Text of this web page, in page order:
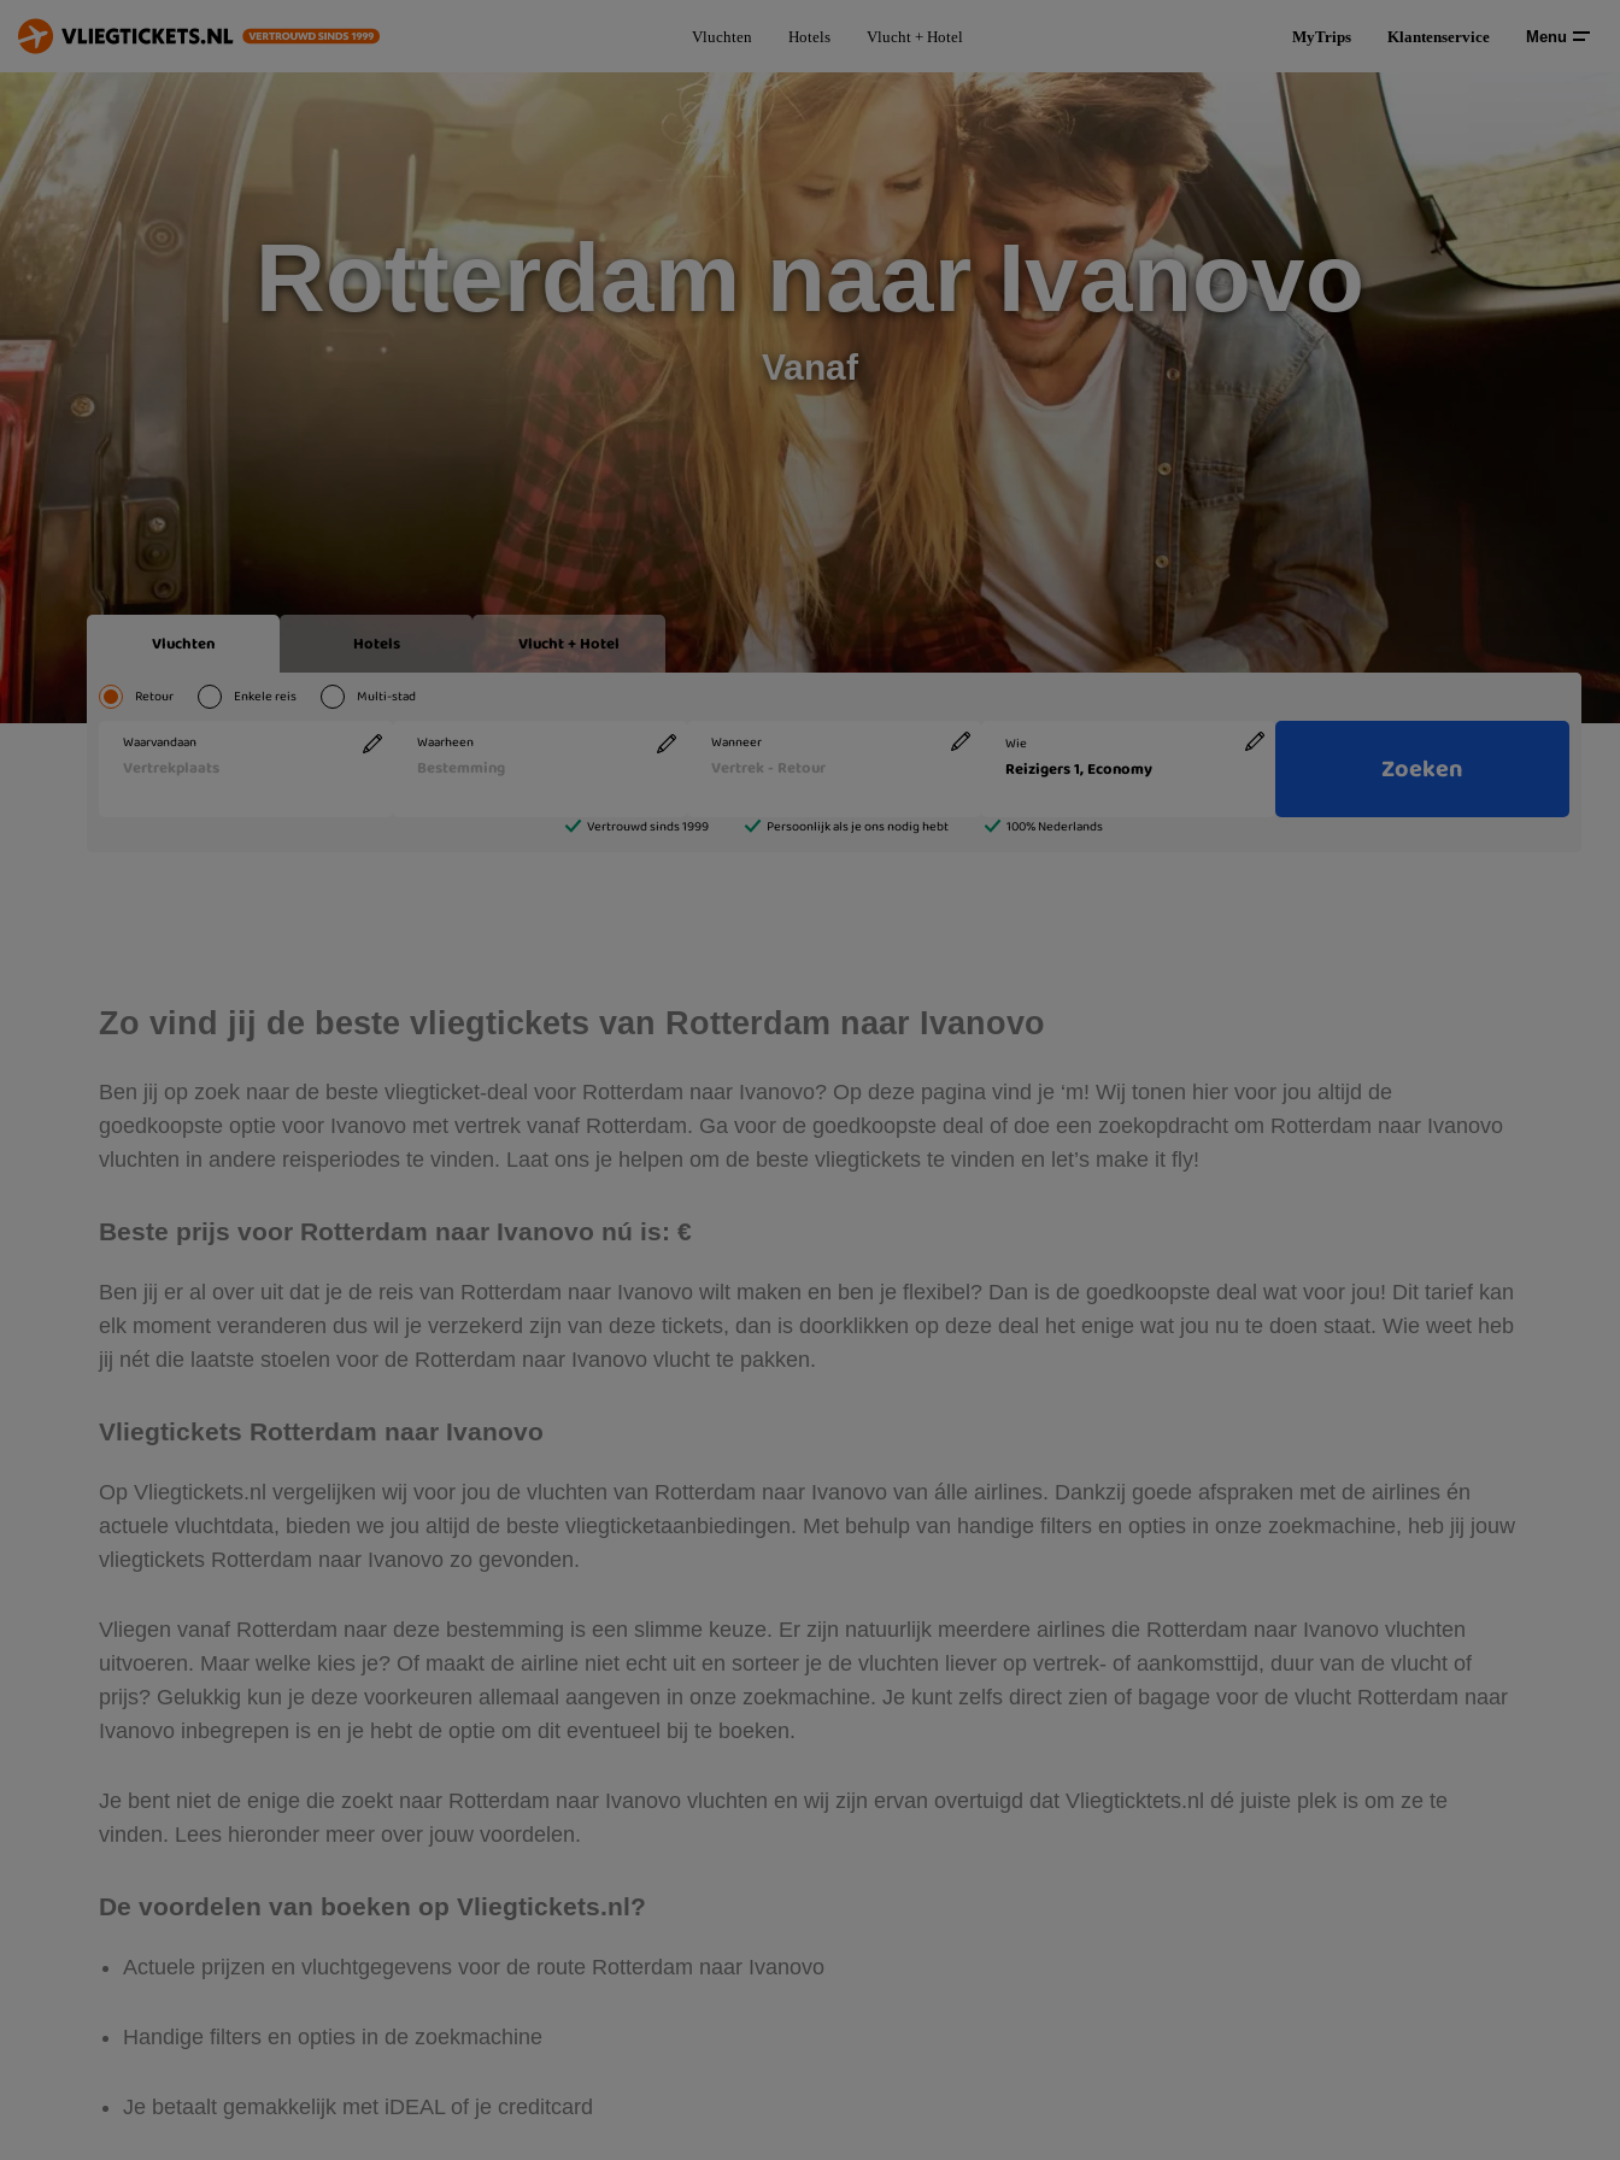
Vluchten Hotels Vlucht + Hotel MyTrips Klantenservice Menu
Rotterdam naar Ivanovo
Vanaf
Zo vind jij de beste vliegtickets van Rotterdam naar Ivanovo
Ben jij op zoek naar de beste vliegticket-deal voor Rotterdam naar Ivanovo? Op deze pagina vind je ‘m! Wij tonen hier voor jou altijd de
goedkoopste optie voor Ivanovo met vertrek vanaf Rotterdam. Ga voor de goedkoopste deal of doe een zoekopdracht om Rotterdam naar Ivanovo
vluchten in andere reisperiodes te vinden. Laat ons je helpen om de beste vliegtickets te vinden en let’s make it fly!
Beste prijs voor Rotterdam naar Ivanovo nú is: €
Ben jij er al over uit dat je de reis van Rotterdam naar Ivanovo wilt maken en ben je flexibel? Dan is de goedkoopste deal wat voor jou! Dit tarief kan
elk moment veranderen dus wil je verzekerd zijn van deze tickets, dan is doorklikken op deze deal het enige wat jou nu te doen staat. Wie weet heb
jij nét die laatste stoelen voor de Rotterdam naar Ivanovo vlucht te pakken.
Vliegtickets Rotterdam naar Ivanovo
Op Vliegtickets.nl vergelijken wij voor jou de vluchten van Rotterdam naar Ivanovo van álle airlines. Dankzij goede afspraken met de airlines én
actuele vluchtdata, bieden we jou altijd de beste vliegticketaanbiedingen. Met behulp van handige filters en opties in onze zoekmachine, heb jij jouw
vliegtickets Rotterdam naar Ivanovo zo gevonden.
Vliegen vanaf Rotterdam naar deze bestemming is een slimme keuze. Er zijn natuurlijk meerdere airlines die Rotterdam naar Ivanovo vluchten
uitvoeren. Maar welke kies je? Of maakt de airline niet echt uit en sorteer je de vluchten liever op vertrek- of aankomsttijd, duur van de vlucht of
prijs? Gelukkig kun je deze voorkeuren allemaal aangeven in onze zoekmachine. Je kunt zelfs direct zien of bagage voor de vlucht Rotterdam naar
Ivanovo inbegrepen is en je hebt de optie om dit eventueel bij te boeken.
Je bent niet de enige die zoekt naar Rotterdam naar Ivanovo vluchten en wij zijn ervan overtuigd dat Vliegticktets.nl dé juiste plek is om ze te
vinden. Lees hieronder meer over jouw voordelen.
De voordelen van boeken op Vliegtickets.nl?
Actuele prijzen en vluchtgegevens voor de route Rotterdam naar Ivanovo
Handige filters en opties in de zoekmachine
Je betaalt gemakkelijk met iDEAL of je creditcard